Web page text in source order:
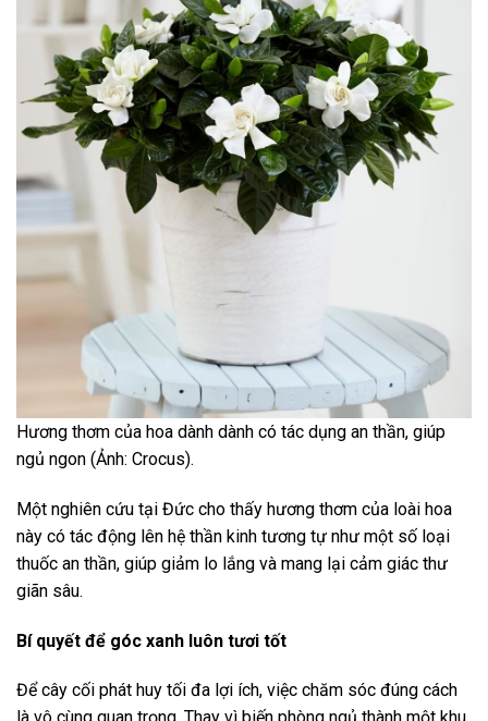
Hương thơm của hoa dành dành có tác dụng an thần, giúp
ngủ ngon (Ảnh: Crocus).
Một nghiên cứu tại Đức cho thấy hương thơm của loài hoa
này có tác động lên hệ thần kinh tương tự như một số loại
thuốc an thần, giúp giảm lo lắng và mang lại cảm giác thư
giãn sâu.
Bí quyết để góc xanh luôn tươi tốt
Để cây cối phát huy tối đa lợi ích, việc chăm sóc đúng cách